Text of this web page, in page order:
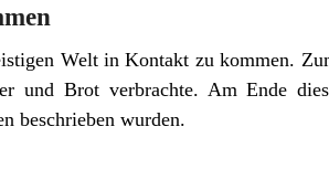
Welt in Kontakt zu kommen.
und Brot verbrachte. Am Ende
beschrieben wurden.